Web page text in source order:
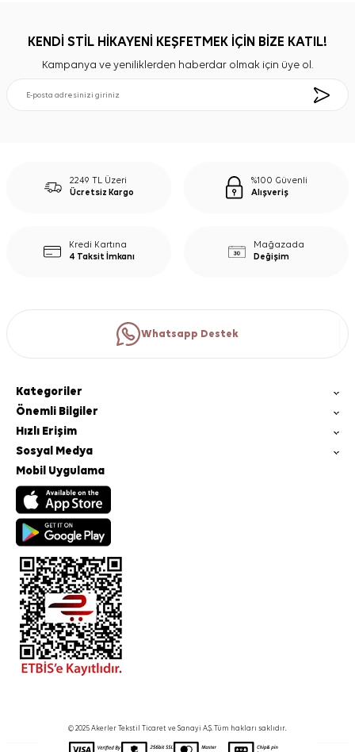
KENDİ STİL HİKAYENİ KEŞFETMEK İÇİN BİZE KATIL!
Kampanya ve yeniliklerden haberdar olmak için üye ol.
2249 TL Üzeri
Ücretsiz Kargo
%100 Güvenli
Alışveriş
Kredi Kartına
4 Taksit İmkanı
Mağazada
Değişim
Whatsapp Destek
Kategoriler
Önemli Bilgiler
Hızlı Erişim
Sosyal Medya
Mobil Uygulama
© 2025 Akerler Tekstil Ticaret ve Sanayi A.Ş. Tüm hakları saklıdır.